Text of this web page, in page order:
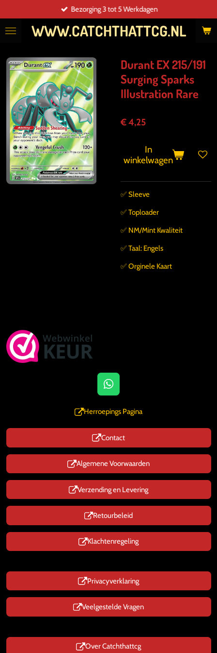
direct
naar
WWW.CATCHTHATTCG.NL
Bezorging 3 tot 5 Werkdagen
Durant EX 215/191
Surging Sparks
Illustration Rare
€ 4,25
In
winkelwagen
✅️ Sleeve
✅️ Toploader
✅️ NM/Mint Kwaliteit
✅️ Taal: Engels
✅️ Orginele Kaart
W
h
a
s
A
p
p
Herroepings Pagina
Contact
Algemene Voorwaarden
Verzending en Levering
Retourbeleid
Klachtenregeling
Privacyverklaring
Veelgestelde Vragen
Over Catchthattcg